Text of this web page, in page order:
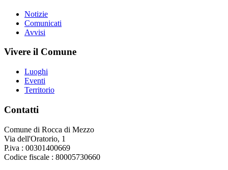
Notizie
Comunicati
Avvisi
Vivere il Comune
Luoghi
Eventi
Territorio
Contatti
Comune di Rocca di Mezzo
Via dell'Oratorio, 1
P.iva : 00301400669
Codice fiscale : 80005730660